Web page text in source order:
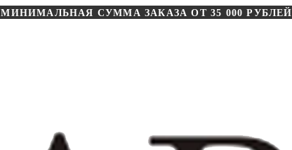
МИНИМАЛЬНАЯ СУММА ЗАКАЗА ОТ 35 000 РУБЛЕЙ